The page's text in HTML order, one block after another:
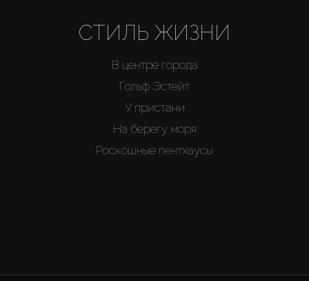
СТИЛЬ ЖИЗНИ
В центре города
Гольф Эстейт
У пристани
На берегу моря
Роскошные пентхаусы